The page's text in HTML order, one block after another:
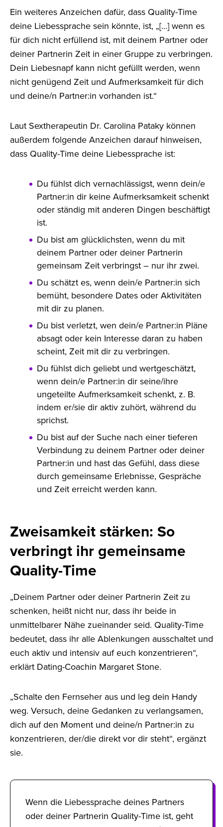
Ein weiteres Anzeichen dafür, dass Quality-Time
deine Liebessprache sein könnte, ist, „[…] wenn es
für dich nicht erfüllend ist, mit deinem Partner oder
deiner Partnerin Zeit in einer Gruppe zu verbringen.
Dein Liebesnapf kann nicht gefüllt werden, wenn
nicht genügend Zeit und Aufmerksamkeit für dich
und deine/n Partner:in vorhanden ist.“
Laut Sextherapeutin Dr. Carolina Pataky können
außerdem folgende Anzeichen darauf hinweisen,
dass Quality-Time deine Liebessprache ist:
Du fühlst dich vernachlässigst, wenn dein/e
Partner:in dir keine Aufmerksamkeit schenkt
oder ständig mit anderen Dingen beschäftigt
ist.
Du bist am glücklichsten, wenn du mit
deinem Partner oder deiner Partnerin
gemeinsam Zeit verbringst – nur ihr zwei.
Du schätzt es, wenn dein/e Partner:in sich
bemüht, besondere Dates oder Aktivitäten
mit dir zu planen.
Du bist verletzt, wen dein/e Partner:in Pläne
absagt oder kein Interesse daran zu haben
scheint, Zeit mit dir zu verbringen.
Du fühlst dich geliebt und wertgeschätzt,
wenn dein/e Partner:in dir seine/ihre
ungeteilte Aufmerksamkeit schenkt, z. B.
indem er/sie dir aktiv zuhört, während du
sprichst.
Du bist auf der Suche nach einer tieferen
Verbindung zu deinem Partner oder deiner
Partner:in und hast das Gefühl, dass diese
durch gemeinsame Erlebnisse, Gespräche
und Zeit erreicht werden kann.
Zweisamkeit stärken: So
verbringt ihr gemeinsame
Quality-Time
„Deinem Partner oder deiner Partnerin Zeit zu
schenken, heißt nicht nur, dass ihr beide in
unmittelbarer Nähe zueinander seid. Quality-Time
bedeutet, dass ihr alle Ablenkungen ausschaltet und
euch aktiv und intensiv auf euch konzentrieren“,
erklärt Dating-Coachin Margaret Stone.
„Schalte den Fernseher aus und leg dein Handy
weg. Versuch, deine Gedanken zu verlangsamen,
dich auf den Moment und deine/n Partner:in zu
konzentrieren, der/die direkt vor dir steht“, ergänzt
sie.
Wenn die Liebessprache deines Partners
oder deiner Partnerin Quality-Time ist, geht